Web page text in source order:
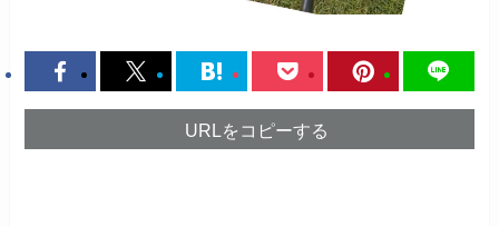
URLをコピーする